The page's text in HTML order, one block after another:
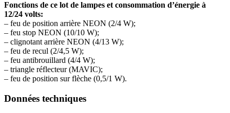
Fonctions de ce lot de lampes et consommation d’énergie à
12/24 volts:
– feu de position arrière NEON (2/4 W);
– feu stop NEON (10/10 W);
– clignotant arrière NEON (4/13 W);
– feu de recul (2/4,5 W);
– feu antibrouillard (4/4 W);
– triangle réflecteur (MAVIC);
– feu de position sur flèche (0,5/1 W).
Données techniques